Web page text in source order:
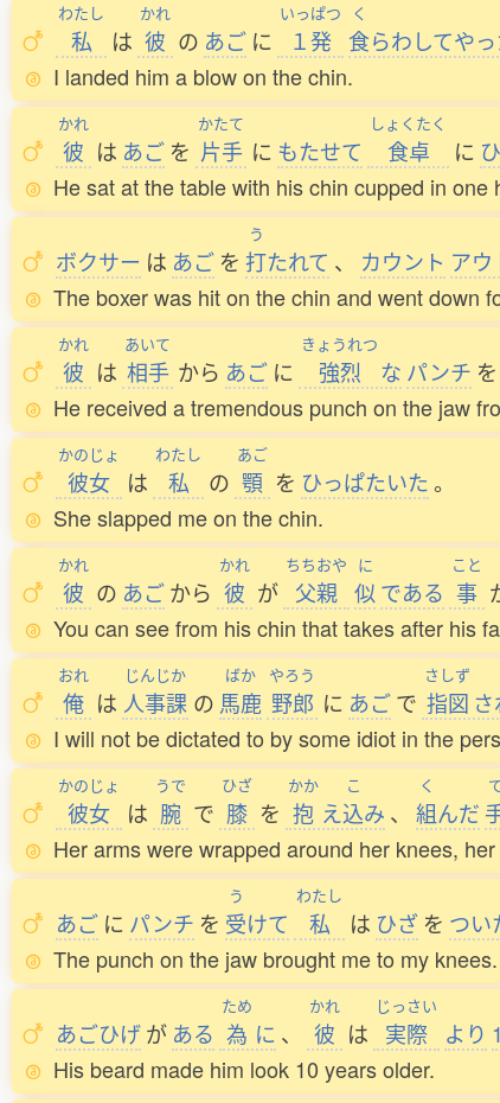
わたし
私 は
かれ
彼 の あご に
いっぱつ
１発
く
食らわしてや
I landed him a blow on the chin.
かれ
彼 は あご を
かたて
片手 に もたせて
しょくたく
食卓 に
He sat at the table with his chin cupped in one
ボクサー は あご を
う
打たれて 、 カウント アウ
The boxer was hit on the chin and went down
かれ
彼 は
あいて
相手 から あご に
きょうれつ
強烈 な パンチ を
He received a tremendous punch on the jaw
かのじょ
彼女 は
わたし
私 の
あご
顎 を ひっぱたいた。
She slapped me on the chin.
かれ
彼 の あごから
かれ
彼 が
ちちおや
父親
に
似 である
こと
事
You can see from his chin that takes after his
おれ
俺 は
じんじか
人事課 の
ばか
馬鹿
やろう
野郎 に あごで
さしず
指図
I will not be dictated to by some idiot in the
かのじょ
彼女 は
うで
腕 で
ひざ
膝 を
かか
抱 え
こ
込み 、
く
組んだ
Her arms were wrapped around her knees,
あご に パンチ を
う
受けて
わたし
私 は ひざ を つい
The punch on the jaw brought me to my knees.
あごひげが ある
ため
為 に 、
かれ
彼 は
じっさい
実際 より
His beard made him look 10 years older.